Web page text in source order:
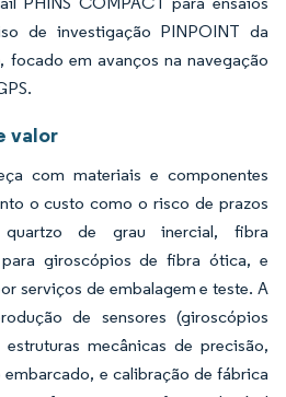
de investigação PINPOINT da
focado em avanços na navegação
valor
com materiais e componentes
o custo como o risco de prazos
de grau inercial, fibra
giroscópios de fibra ótica, e
serviços de embalagem e teste. A
de sensores (giroscópios
mecânicas de precisão,
e calibração de fábrica